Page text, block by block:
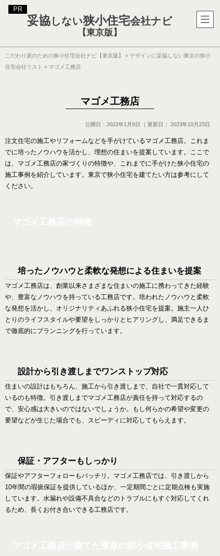
妥協しない狭小住宅会社ナビ
【東京版】
こだわり派のための狭小住宅会社ナビ【東京版】 » デザインに妥協しない東京の狭小
住宅会社リスト » マゴメ工務店
マゴメ工務店
公開日： 2022年1月9日 ｜更新日： 2023年10月23日
注文住宅の施工やリフォームなどを手がけているマゴメ工務店。これま
でに培ったノウハウを活かし、理想の住まいを提案しています。ここで
は、マゴメ工務店の家づくりの特徴や、これまでに手がけた狭小住宅の
施工事例を紹介しています。東京で狭小住宅を建てたい方は参考にして
ください。
培ったノウハウと柔軟な発想による住まいを提案
マゴメ工務店は、創業以来さまざまな住まいの施工に携わってきた経験
や、豊富なノウハウを持っている工務店です。培われたノウハウと柔軟
な発想を活かし、オリジナリティあふれる狭小住宅を提案。施主一人ひ
とりのライフスタイルや要望をしっかりとヒアリングし、満足できるま
で徹底的にプランニングを行っています。
設計から引き渡しまでワンストップ対応
住まいの設計はもちろん、施工から引き渡しまで、自社で一貫対応して
いるのも特徴。引き渡しまでマゴメ工務店が責任を持って対応するの
で、安心感は大きいのではないでしょうか。もし何らかの希望や変更の
要望などが生じた場合でも、スピーディに対応してもらえます。
保証・アフターもしっかり
保証やアフターフォローもバッチリ。マゴメ工務店では、引き渡しから
10年間の瑕疵保証を提供しているほか、一定期間ごとに定期点検も実施
しています。水漏れや設備不具合などのトラブルにもすぐ対応してくれ
るため、長くお付き合いできる工務店です。